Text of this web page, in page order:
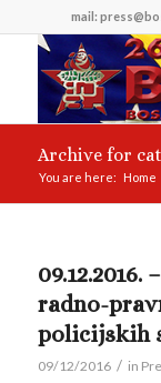
mail:
Archive for
You are here: Home
radno-
policijskih
09/12/2016 / in